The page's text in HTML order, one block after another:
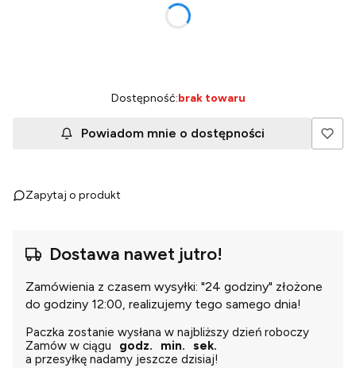
Dostępność:brak towaru
Powiadom mnie o dostępności
Zapytaj o produkt
Dostawa nawet jutro!
Zamówienia z czasem wysyłki: "24 godziny" złożone
do godziny 12:00, realizujemy tego samego dnia!
Paczka zostanie wysłana w najbliższy dzień roboczy
Zamów w ciągu
godz. min.
sek.
a przesyłkę nadamy jeszcze dzisiaj!